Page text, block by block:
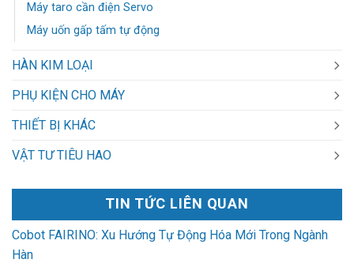
Máy taro cần điện Servo
Máy uốn gấp tấm tự động
HÀN KIM LOẠI
PHỤ KIỆN CHO MÁY
THIẾT BỊ KHÁC
VẬT TƯ TIÊU HAO
TIN TỨC LIÊN QUAN
Cobot FAIRINO: Xu Hướng Tự Động Hóa Mới Trong Ngành
Hàn